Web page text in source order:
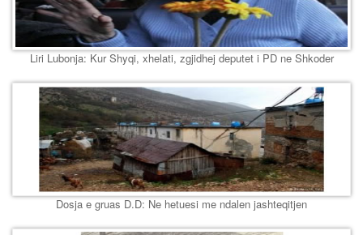
Liri Lubonja: Kur Shyqi, xhelati, zgjidhej deputet i PD ne Shkoder
Dosja e gruas D.D: Ne hetuesi me ndalen jashteqitjen